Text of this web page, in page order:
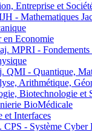
Entreprise et
- Mathematiques
Economie
MPRI - Fondements
- Quantique,
Arithmétique,
Biotechnologie et
BioMédicale
Interfaces
- Système Cyber